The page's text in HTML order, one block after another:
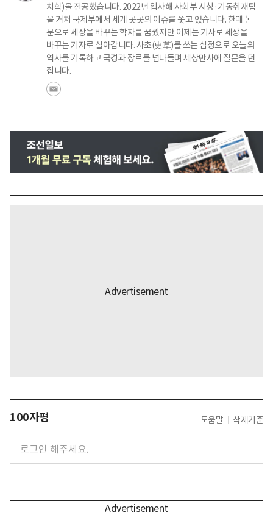
치학)을 전공했습니다. 2022년 입사해 사회부 시청·기동취재팀
을 거쳐 국제부에서 세계 곳곳의 이슈를 쫓고 있습니다. 한때 논
문으로 세상을 바꾸는 학자를 꿈꿨지만 이제는 기사로 세상을
바꾸는 기자로 살아갑니다. 사초(史草)를 쓰는 심정으로 오늘의
역사를 기록하고 국경과 장르를 넘나들며 세상만사에 질문을 던
집니다.
100자평 도움말 삭제기준